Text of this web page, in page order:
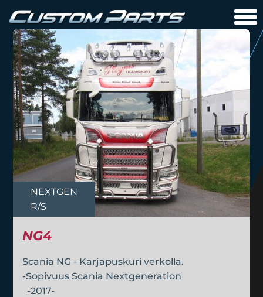
NEXTGEN
R/S
NG4
Scania NG - Karjapuskuri verkolla.
-Sopivuus Scania Nextgeneration
-2017-